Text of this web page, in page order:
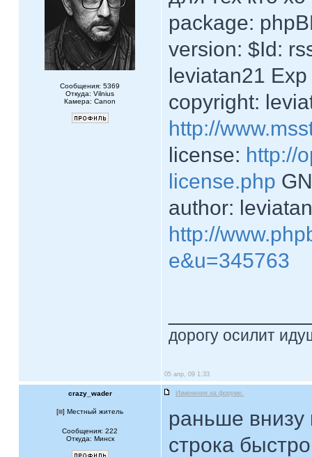
Сообщения: 5369
Откуда: Vilnius
Камера: Canon
package:
version: $Id:
leviatan21 Exp
copyright:
http://
license: http://
license.php
author:
http://
e&u=345763
дорогу осилит
05 апр, 09 1:33
crazy_wader Изменения на форуме.
[ ] Местный житель
Сообщения: 222
Откуда: Минск
раньше
строка